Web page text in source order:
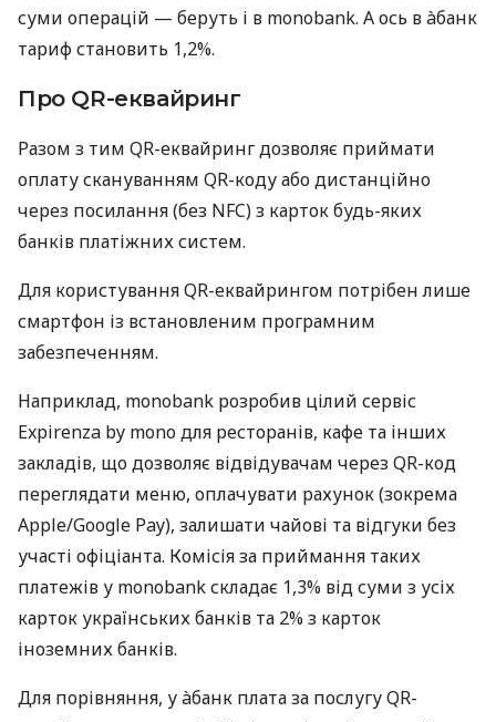
суми операцій — беруть і в monobank. А ось в àбанк
тариф становить 1,2%.
Про QR-еквайринг
Разом з тим QR-еквайринг дозволяє приймати
оплату скануванням QR-коду або дистанційно
через посилання (без NFC) з карток будь-яких
банків платіжних систем.
Для користування QR-еквайрингом потрібен лише
смартфон із встановленим програмним
забезпеченням.
Наприклад, monobank розробив цілий сервіс
Expirenza by mono для ресторанів, кафе та інших
закладів, що дозволяє відвідувачам через QR-код
переглядати меню, оплачувати рахунок (зокрема
Apple/Google Pay), залишати чайові та відгуки без
участі офіціанта. Комісія за приймання таких
платежів у monobank складає 1,3% від суми з усіх
карток українських банків та 2% з карток
іноземних банків.
Для порівняння, у àбанк плата за послугу QR-